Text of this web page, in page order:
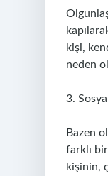
kişi,
neden
3.
Bazen
farklı
kişinin,